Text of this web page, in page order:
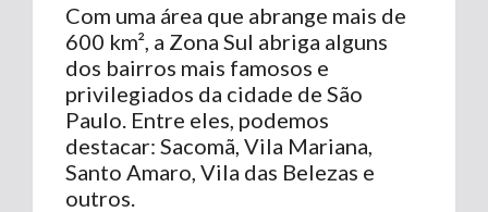
Com uma área que abrange mais de
600 km², a Zona Sul abriga alguns
dos bairros mais famosos e
privilegiados da cidade de São
Paulo. Entre eles, podemos
destacar: Sacomã, Vila Mariana,
Santo Amaro, Vila das Belezas e
outros.